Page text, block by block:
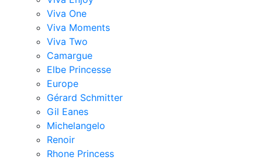
Viva One
Viva Moments
Viva Two
Camargue
Elbe Princesse
Europe
Gérard Schmitter
Gil Eanes
Michelangelo
Renoir
Rhone Princess